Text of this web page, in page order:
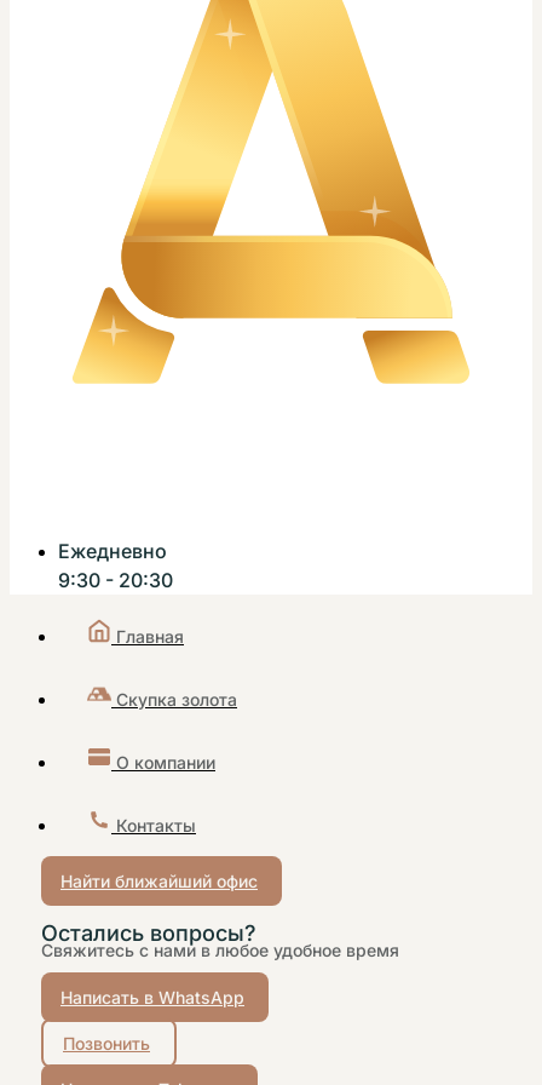
Ежедневно
9:30 - 20:30
Главная
Скупка золота
О компании
Контакты
Найти ближайший офис
Остались вопросы?
Свяжитесь с нами в любое удобное время
Написать в WhatsApp
Позвонить